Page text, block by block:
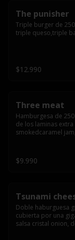
The punisher
Triple burger de
triple queso,triple
$12.990
Three meat
Hamburgesa de
de los laminas
smokedcaramel
$9.990
Tsunami
Doble haburguesa
cubierta por una
salsa cristal onion,